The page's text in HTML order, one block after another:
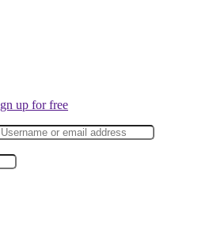
up for free